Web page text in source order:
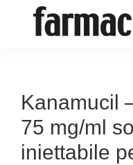
sul
mondo
della
farmacia
Kanamucil
75 mg/ml
iniettabile